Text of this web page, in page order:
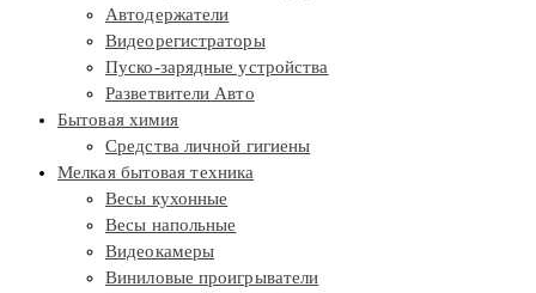
Автодержатели
Видеорегистраторы
Пуско-зарядные устройства
Разветвители Авто
Бытовая химия
Средства личной гигиены
Мелкая бытовая техника
Весы кухонные
Весы напольные
Видеокамеры
Виниловые проигрыватели